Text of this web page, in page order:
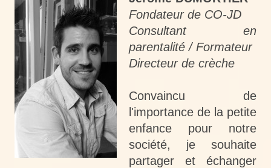
Fondateur de CO-JD
Consultant en
parentalité / Formateur
Directeur de crèche
Convaincu de
l'importance de la petite
enfance pour notre
société, je souhaite
partager et échanger